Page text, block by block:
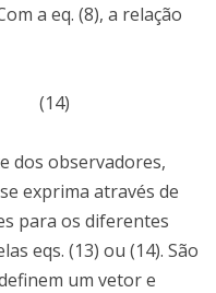
a eq. (8), a relação
(14)
dos observadores,
exprima através de
para os diferentes
eqs. (13) ou (14). São
um vetor e